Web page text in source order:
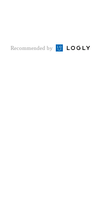
Recommended by